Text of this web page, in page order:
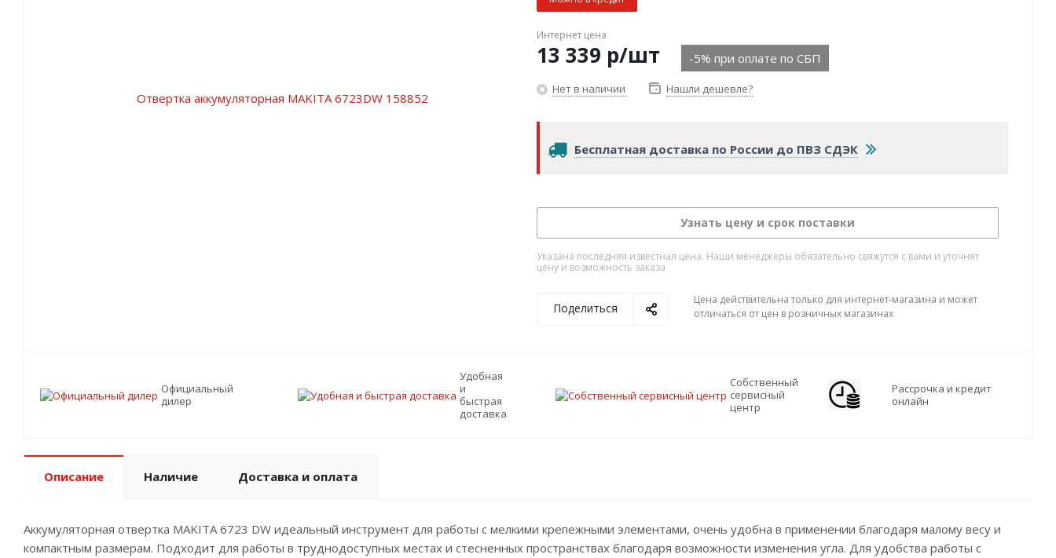
Интернет цена
13 339 р/шт -5% при оплате по СБП
Нет в наличии Нашли дешевле?
Бесплатная доставка по России до ПВЗ СДЭК
Узнать цену и срок поставки
Указана последняя известная цена. Наши менеджеры обязательно свяжутся с вами и уточнят
цену и возможность заказа
Поделиться
Цена действительна только для интернет-магазина и может
отличаться от цен в розничных магазинах
Официальный
дилер
Удобная
и
быстрая
доставка
Собственный
сервисный
центр
Рассрочка и кредит
онлайн
Описание Наличие Доставка и оплата
Аккумуляторная отвертка MAKITA 6723 DW идеальный инструмент для работы с мелкими крепежными элементами, очень удобна в применении благодаря малому весу и
компактным размерам. Подходит для работы в труднодоступных местах и стесненных пространствах благодаря возможности изменения угла. Для удобства работы с